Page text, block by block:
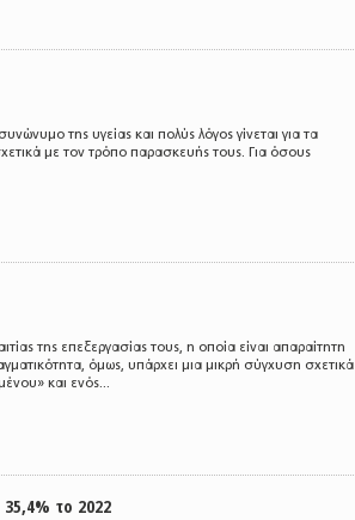
της υγείας και πολύς λόγος γίνεται για τα
με τον τρόπο παρασκευής τους. Για όσους
της επεξεργασίας τους, η οποία είναι απαραίτητη
όμως, υπάρχει μια μικρή σύγχυση σχετικά
και ενός...
το 2022